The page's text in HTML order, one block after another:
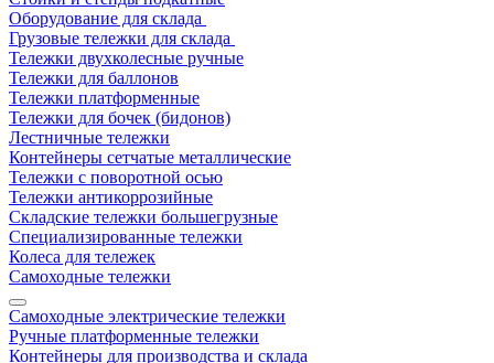
Оборудование для склада
Грузовые тележки для склада
Тележки двухколесные ручные
Тележки для баллонов
Тележки платформенные
Тележки для бочек (бидонов)
Лестничные тележки
Контейнеры сетчатые металлические
Тележки с поворотной осью
Тележки антикоррозийные
Складские тележки большегрузные
Специализированные тележки
Колеса для тележек
Самоходные тележки
Самоходные электрические тележки
Ручные платформенные тележки
Контейнеры для производства и склада